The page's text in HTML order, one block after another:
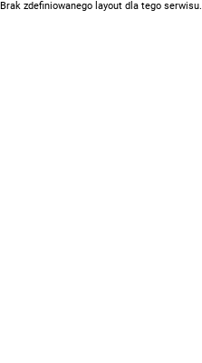
Brak zdefiniowanego layout dla tego serwisu.